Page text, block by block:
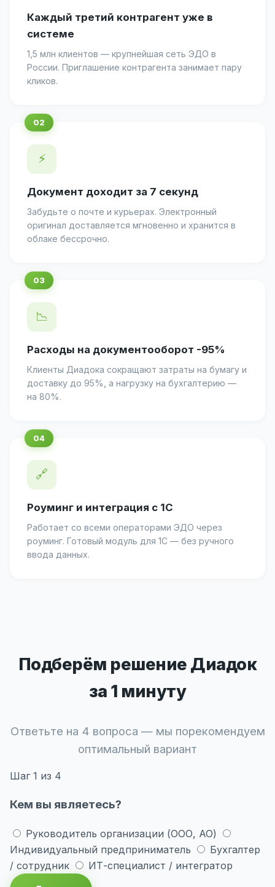
Каждый третий контрагент уже в
системе
1,5 млн клиентов — крупнейшая сеть ЭДО в
России. Приглашение контрагента занимает пару
кликов.
⚡
Документ доходит за 7 секунд
Забудьте о почте и курьерах. Электронный
оригинал доставляется мгновенно и хранится в
облаке бессрочно.
📉
Расходы на документооборот -95%
Клиенты Диадока сокращают затраты на бумагу и
доставку до 95%, а нагрузку на бухгалтерию —
на 80%.
🔗
Роуминг и интеграция с 1С
Работает со всеми операторами ЭДО через
роуминг. Готовый модуль для 1С — без ручного
ввода данных.
Подберём решение Диадок
за 1 минуту
Ответьте на 4 вопроса — мы порекомендуем
оптимальный вариант
Шаг 1 из 4
Кем вы являетесь?
Руководитель организации (ООО, АО)
Индивидуальный предприниматель
Бухгалтер
/ сотрудник
ИТ-специалист / интегратор